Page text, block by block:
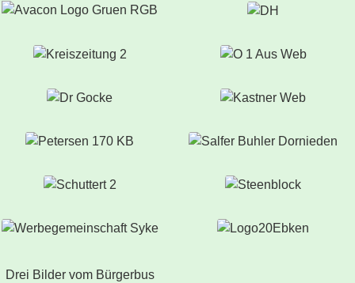
Drei Bilder vom Bürgerbus